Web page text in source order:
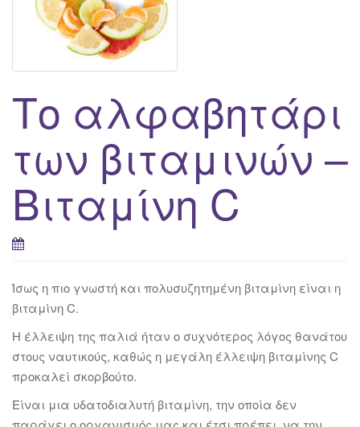
Το αλφαβητάρι
των βιταμινών –
Βιταμίνη C
Ίσως η πιο γνωστή και πολυσυζητημένη βιταμίνη είναι η
βιταμίνη C.
Η έλλειψη της παλιά ήταν ο συχνότερος λόγος θανάτου
στους ναυτικούς, καθώς η μεγάλη έλλειψη βιταμίνης C
προκαλεί σκορβούτο.
Είναι μια υδατοδιαλυτή βιταμίνη, την οποία δεν